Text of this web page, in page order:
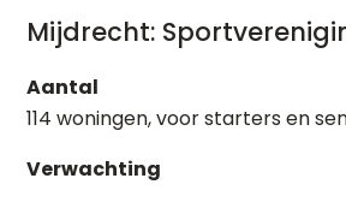
Mijdrecht:
Aantal
114 woningen, voor starters en
Verwachting